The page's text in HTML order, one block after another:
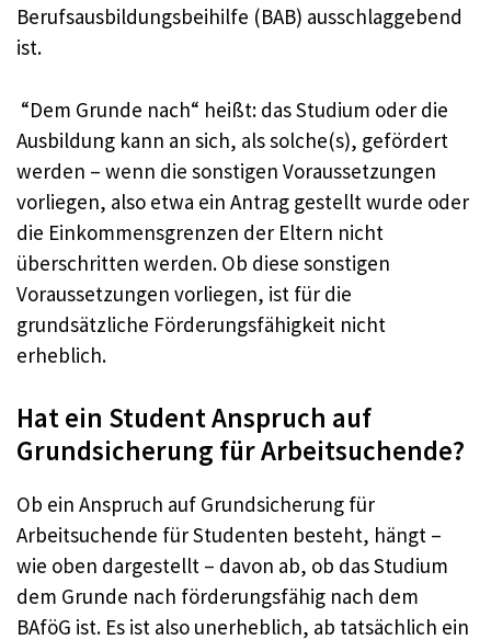
Berufsausbildungsbeihilfe (BAB) ausschlaggebend
ist.
“Dem Grunde nach“ heißt: das Studium oder die
Ausbildung kann an sich, als solche(s), gefördert
werden – wenn die sonstigen Voraussetzungen
vorliegen, also etwa ein Antrag gestellt wurde oder
die Einkommensgrenzen der Eltern nicht
überschritten werden. Ob diese sonstigen
Voraussetzungen vorliegen, ist für die
grundsätzliche Förderungsfähigkeit nicht
erheblich.
Hat ein Student Anspruch auf
Grundsicherung für Arbeitsuchende?
Ob ein Anspruch auf Grundsicherung für
Arbeitsuchende für Studenten besteht, hängt –
wie oben dargestellt – davon ab, ob das Studium
dem Grunde nach förderungsfähig nach dem
BAföG ist. Es ist also unerheblich, ab tatsächlich ein